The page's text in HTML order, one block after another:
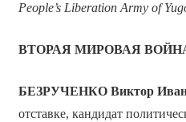
People’s Liberation Army of
ВТОРАЯ МИРОВАЯ
БЕЗРУЧЕНКО Виктор
отставке, кандидат